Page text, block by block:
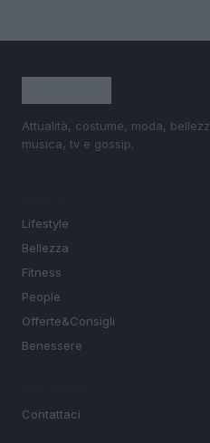
Attualità, costume, moda,
musica, tv e gossip.
Lifestyle
Bellezza
Fitness
People
Offerte&Consigli
Benessere
Contattaci